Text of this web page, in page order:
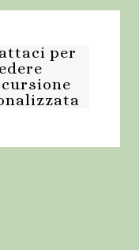
per